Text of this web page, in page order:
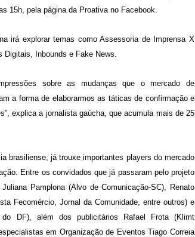
15h, pela página da Proativa no Facebook.
irá explorar temas como Assessoria de Imprensa X
Inbounds e Fake News.
sobre as mudanças que o mercado de
a forma de elaborarmos as táticas de confirmação e
explica a jornalista gaúcha, que acumula mais de 25
brasiliense, já trouxe importantes players do mercado
Entre os convidados que já passaram pelo projeto
Pamplona (Alvo de Comunicação-SC), Renato
Fecomércio, Jornal da Comunidade, entre outros) e
do DF), além dos publicitários Rafael Frota (Klimt
em Organização de Eventos Tiago Correia